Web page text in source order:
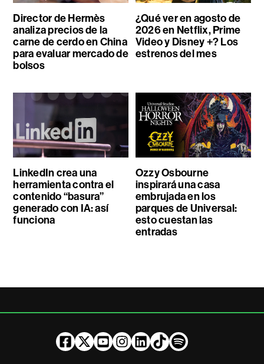
Director de Hermès
analiza precios de la
carne de cerdo en China
para evaluar mercado de
bolsos
¿Qué ver en agosto de
2026 en Netflix, Prime
Video y Disney +? Los
estrenos del mes
LinkedIn crea una
herramienta contra el
contenido “basura”
generado con IA: así
funciona
Ozzy Osbourne
inspirará una casa
embrujada en los
parques de Universal:
esto cuestan las
entradas